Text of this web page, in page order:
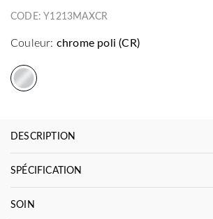
CODE:Y1213MAXCR
Couleur: chrome poli (CR)
DESCRIPTION
SPÉCIFICATION
SOIN